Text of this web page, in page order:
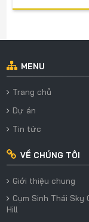
MENU
Trang chủ
Dự án
Tin tức
VỀ CHÚNG TÔI
Giới thiệu chung
Cụm Sinh Thái Sky
Hill